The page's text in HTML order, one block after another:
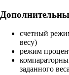
счетный
весу)
режим
заданного